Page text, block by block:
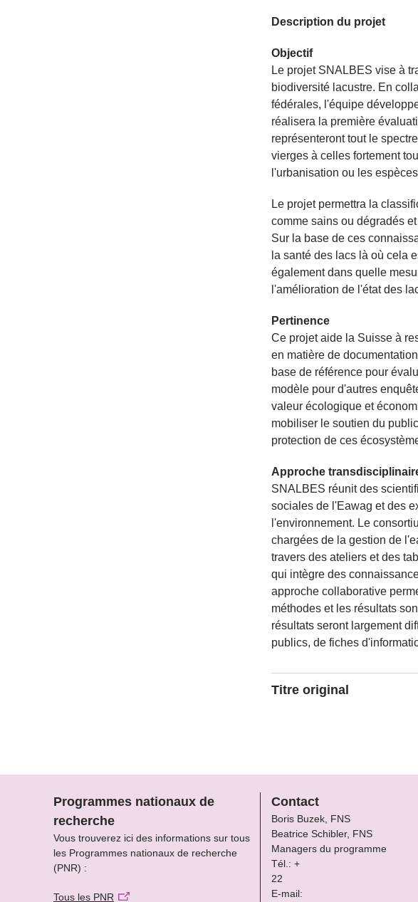
Description du projet
Objectif
Le projet SNALBES vise à
biodiversité lacustre. En
fédérales, l'équipe
réalisera la première
représenteront tout le
vierges à celles fortement
l'urbanisation ou les
Le projet permettra la
comme sains ou dégradés
Sur la base de ces
la santé des lacs là où cela
également dans quelle
l'amélioration de l'état des
Pertinence
Ce projet aide la Suisse à
en matière de
base de référence pour
modèle pour d'autres
valeur écologique et
mobiliser le soutien du
protection de ces
Approche
SNALBES réunit des
sociales de l'Eawag et des
l'environnement. Le
chargées de la gestion de
travers des ateliers et des
qui intègre des
approche collaborative
méthodes et les résultats
résultats seront largement
publics, de fiches
Titre original
Programmes nationaux de
recherche
Vous trouverez ici des informations sur tous
les Programmes nationaux de recherche
(PNR) :
Tous les PNR
Contact
Boris Buzek, FNS
Beatrice Schibler, FNS
Managers du programme
Tél.: +
22
E-mail: